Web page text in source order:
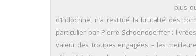
plus
d’Indochine, n’a restitué la brutalité des
particulier par Pierre Schoendoerffer :
valeur des troupes engagées – les